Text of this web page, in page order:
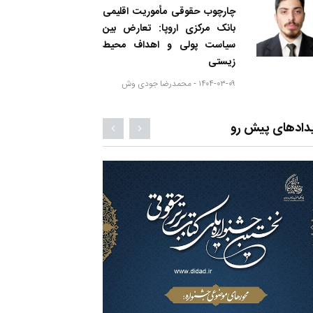
چارچوب حقوقی مأموریت اقلیمی
بانک مرکزی اروپا: تعارض بین
سیاست پولی و اهداف محیط
زیستی
۱۴۰۴-۰۳-۰۹ - محمدرضا جودی وش
پیش رو